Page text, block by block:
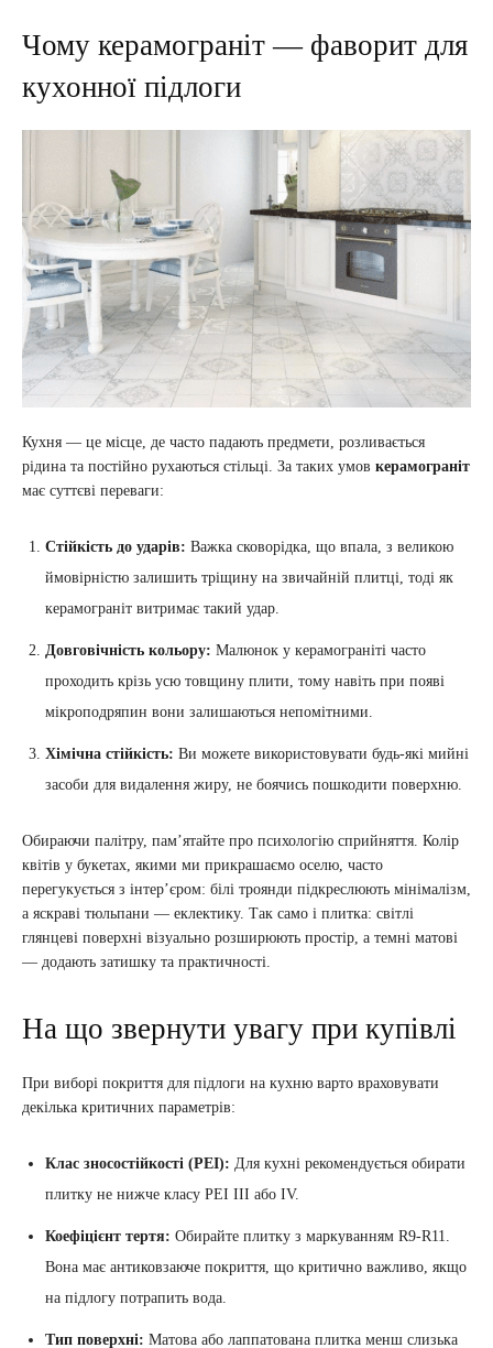
Чому керамограніт — фаворит для
кухонної підлоги
Кухня — це місце, де часто падають предмети, розливається
рідина та постійно рухаються стільці. За таких умов керамограніт
має суттєві переваги:
Стійкість до ударів: Важка сковорідка, що впала, з великою
ймовірністю залишить тріщину на звичайній плитці, тоді як
керамограніт витримає такий удар.
Довговічність кольору: Малюнок у керамограніті часто
проходить крізь усю товщину плити, тому навіть при появі
мікроподряпин вони залишаються непомітними.
Хімічна стійкість: Ви можете використовувати будь-які мийні
засоби для видалення жиру, не боячись пошкодити поверхню.
Обираючи палітру, пам’ятайте про психологію сприйняття. Колір
квітів у букетах, якими ми прикрашаємо оселю, часто
перегукується з інтер’єром: білі троянди підкреслюють мінімалізм,
а яскраві тюльпани — еклектику. Так само і плитка: світлі
глянцеві поверхні візуально розширюють простір, а темні матові
— додають затишку та практичності.
На що звернути увагу при купівлі
При виборі покриття для підлоги на кухню варто враховувати
декілька критичних параметрів:
Клас зносостійкості (PEI): Для кухні рекомендується обирати
плитку не нижче класу PEI III або IV.
Коефіцієнт тертя: Обирайте плитку з маркуванням R9-R11.
Вона має антиковзаюче покриття, що критично важливо, якщо
на підлогу потрапить вода.
Тип поверхні: Матова або лаппатована плитка менш слизька